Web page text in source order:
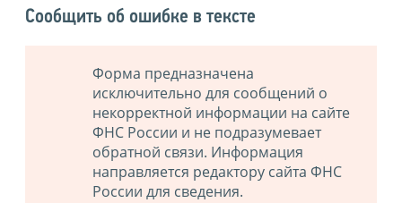
Сообщить об ошибке в тексте
Форма предназначена
исключительно для сообщений о
некорректной информации на сайте
ФНС России и не подразумевает
обратной связи. Информация
направляется редактору сайта ФНС
России для сведения.